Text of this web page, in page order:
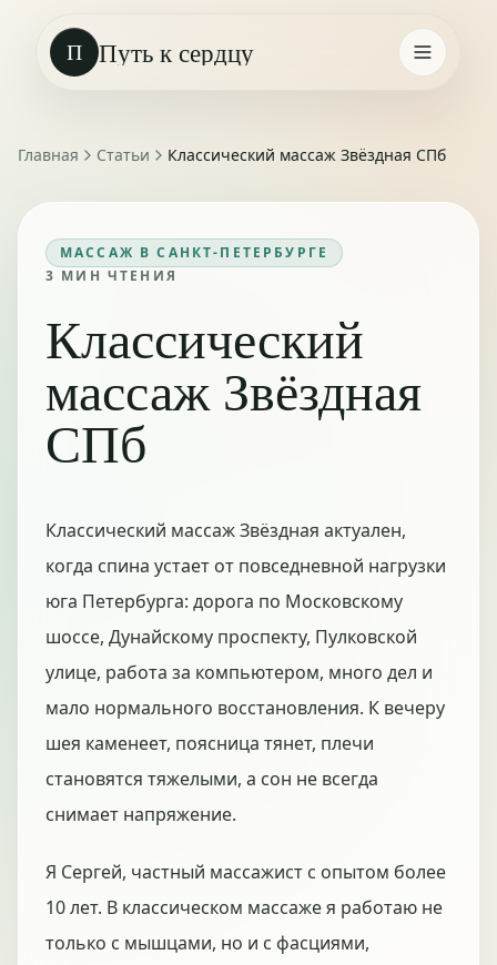
П Путь к сердцу
Главная Статьи Классический массаж Звёздная СПб
МАССАЖ В САНКТ-ПЕТЕРБУРГЕ
3 МИН ЧТЕНИЯ
Классический
массаж Звёздная
СПб
Классический массаж Звёздная актуален,
когда спина устает от повседневной нагрузки
юга Петербурга: дорога по Московскому
шоссе, Дунайскому проспекту, Пулковской
улице, работа за компьютером, много дел и
мало нормального восстановления. К вечеру
шея каменеет, поясница тянет, плечи
становятся тяжелыми, а сон не всегда
снимает напряжение.
Я Сергей, частный массажист с опытом более
10 лет. В классическом массаже я работаю не
только с мышцами, но и с фасциями,